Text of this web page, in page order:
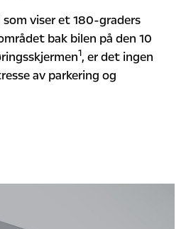
som viser et 180-graders
bak bilen på den 10
1, er det ingen
av parkering og